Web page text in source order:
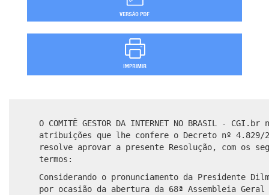
O COMITÊ GESTOR DA INTERNET NO BRASIL -
atribuições que lhe confere o Decreto nº 4.829/
resolve aprovar a presente Resolução, com os
termos:
Considerando o pronunciamento da Presidente
por ocasião da abertura da 68ª Assembleia Geral